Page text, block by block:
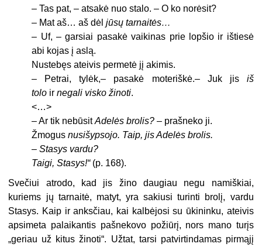
– Tas pat, – atsakė nuo stalo. – O ko norėsit?
– Mat aš… aš dėljūsų tarnaitės…
– Uf, – garsiai pasakė vaikinas prie lopšio ir ištiesė
abi kojas į aslą.
Nustebęs ateivis permetė jį akimis.
– Petrai, tylėk,– pasakė moteriškė.– Juk jis iš
tolo irnegali visko žinoti.
<…>
– Ar tik nebūsitAdelės brolis? – prašneko ji.
Žmogusnusišypsojo. Taip, jis Adelės brolis.
– Stasys vardu?
Taigi, Stasys!“(p. 168).
Svečiui atrodo, kad jis žino daugiau negu namiškiai,
kuriems jų tarnaitė, matyt, yra sakiusi turinti brolį, vardu
Stasys. Kaip ir anksčiau, kai kalbėjosi su ūkininku, ateivis
apsimeta palaikantis pašnekovo požiūrį, nors mano turįs
„geriau už kitus žinoti“. Užtat, tarsi patvirtindamas pirmąjį